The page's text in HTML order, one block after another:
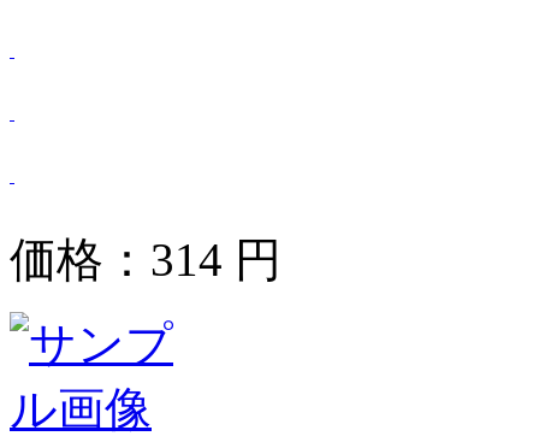
価格： 314 円